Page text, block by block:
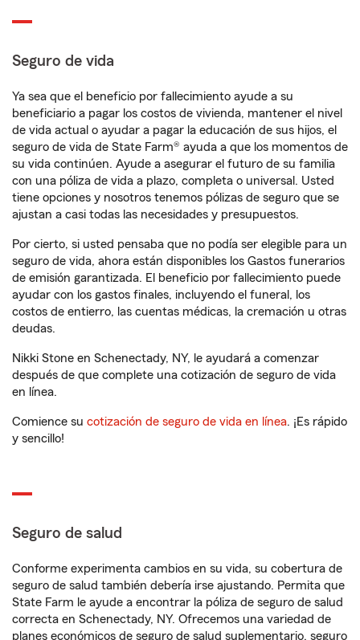
Seguro de vida
Ya sea que el beneficio por fallecimiento ayude a su
beneficiario a pagar los costos de vivienda, mantener el nivel
de vida actual o ayudar a pagar la educación de sus hijos, el
seguro de vida de State Farm® ayuda a que los momentos de
su vida continúen. Ayude a asegurar el futuro de su familia
con una póliza de vida a plazo, completa o universal. Usted
tiene opciones y nosotros tenemos pólizas de seguro que se
ajustan a casi todas las necesidades y presupuestos.
Por cierto, si usted pensaba que no podía ser elegible para un
seguro de vida, ahora están disponibles los Gastos funerarios
de emisión garantizada. El beneficio por fallecimiento puede
ayudar con los gastos finales, incluyendo el funeral, los
costos de entierro, las cuentas médicas, la cremación u otras
deudas.
Nikki Stone en Schenectady, NY, le ayudará a comenzar
después de que complete una cotización de seguro de vida
en línea.
Comience su cotización de seguro de vida en línea. ¡Es rápido
y sencillo!
Seguro de salud
Conforme experimenta cambios en su vida, su cobertura de
seguro de salud también debería irse ajustando. Permita que
State Farm le ayude a encontrar la póliza de seguro de salud
correcta en Schenectady, NY. Ofrecemos una variedad de
planes económicos de seguro de salud suplementario, seguro